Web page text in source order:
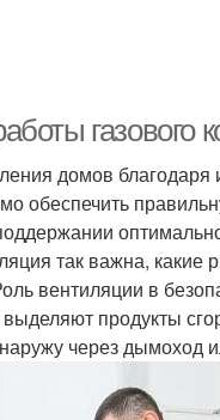
газового
домов благодаря
обеспечить
так важна, какие
вентиляции в
продукты
через дымоход